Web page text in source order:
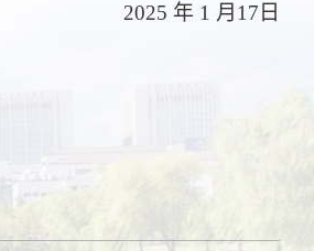
2025 年 1 月 17 日